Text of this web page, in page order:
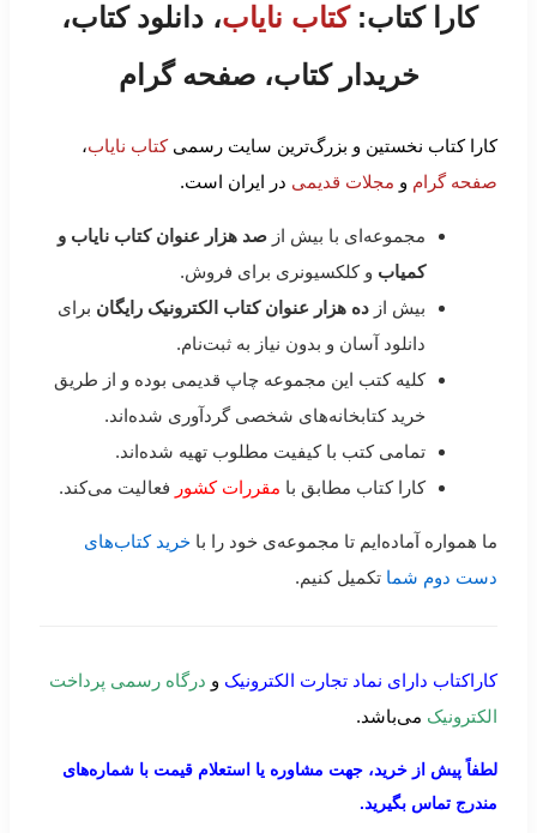
کارا کتاب:کتاب نایاب، دانلود کتاب،
خریدار کتاب، صفحه گرام
کارا کتاب نخستین و بزرگ‌ترین سایت رسمیکتاب نایاب،
صفحه گرام و مجلات قدیمی در ایران است.
مجموعه‌ای با بیش از صد هزار عنوان کتاب نایاب و
کمیاب و کلکسیونری برای فروش.
بیش از ده هزار عنوان کتاب الکترونیک رایگان برای
دانلود آسان و بدون نیاز به ثبت‌نام.
کلیه کتب این مجموعه چاپ قدیمی بوده و از طریق
خرید کتابخانه‌های شخصی گردآوری شده‌اند.
تمامی کتب با کیفیت مطلوب تهیه شده‌اند.
کارا کتاب مطابق با مقررات کشور فعالیت می‌کند.
ما همواره آماده‌ایم تا مجموعه‌ی خود را با خرید کتاب‌های
دست دوم شما تکمیل کنیم.
کاراکتاب دارای نماد تجارت الکترونیک و درگاه رسمی پرداخت
الکترونیک می‌باشد.
لطفاً پیش از خرید، جهت مشاوره یا استعلام قیمت با شماره‌های
مندرج تماس بگیرید.